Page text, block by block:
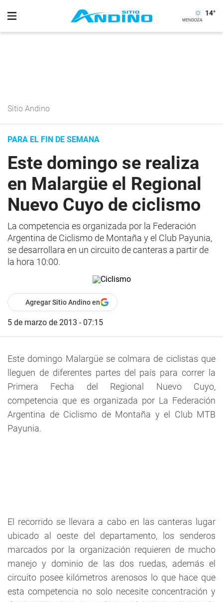
14°
Sitio Andino
PARA EL FIN DE SEMANA
Este domingo se realiza
en Malargüe el Regional
Nuevo Cuyo de ciclismo
La competencia es organizada por la Federación
Argentina de Ciclismo de Montaña y el Club Payunia,
se desarrollara en un circuito de canteras a partir de
la hora 10:00.
Agregar Sitio Andino en
5 de marzo de 2013 - 07:15
Este domingo Malargüe se colmara de ciclistas que
lleguen de diferentes partes del país para correr la
Primera Fecha del Regional Nuevo Cuyo,
competencia que es organizada por La Federación
Argentina de Ciclismo de Montaña y el Club MTB
Payunia.
El recorrido se llevara a cabo en las canteras lugar
ubicado al oeste del departamento, los senderos
marcados por la organización requieren de mucho
manejo y dominio de las dos ruedas, además el
circuito posee kilómetros arenosos lo que hace que
esta competencia no solo necesite concentración y